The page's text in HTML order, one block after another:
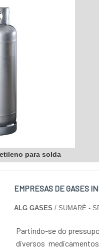
Reaton é uma
de alta qualidade para
ionica preço justo e de
para solda
EMPRESAS DE GASES
ALG GASES / SUMARÉ -
Partindo-se do
diversos